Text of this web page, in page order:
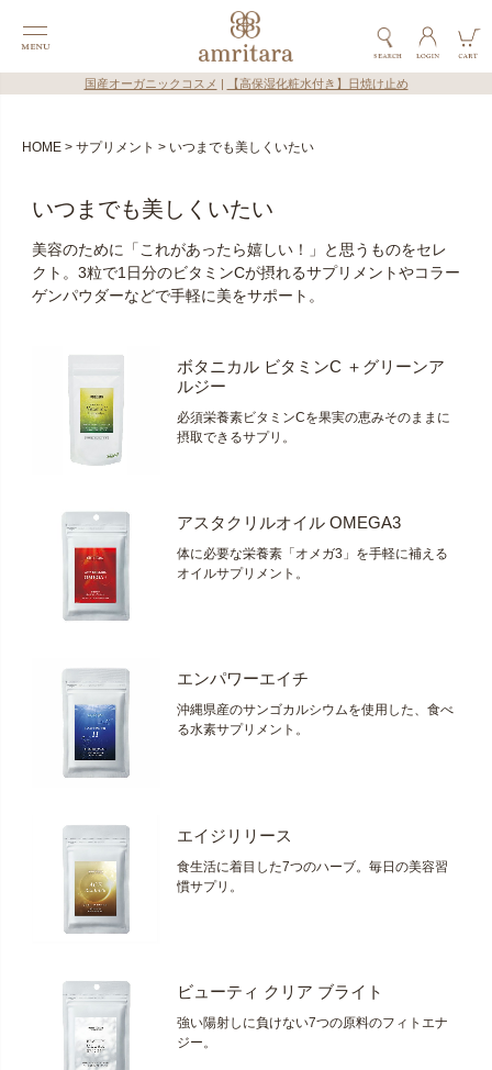
国産オーガニックコスメ 【高保湿化粧水付き】日焼け止め
HOME サプリメント いつまでも美しくいたい
いつまでも美しくいたい
美容のために「これがあったら嬉しい！」と思うものをセレ
クト。3粒で1日分のビタミンCが摂れるサプリメントやコラー
ゲンパウダーなどで手軽に美をサポート。
ボタニカル ビタミンC ＋グリーンア
ルジー
必須栄養素ビタミンCを果実の恵みそのままに
摂取できるサプリ。
アスタクリルオイル OMEGA3
体に必要な栄養素「オメガ3」を手軽に補える
オイルサプリメント。
エンパワーエイチ
沖縄県産のサンゴカルシウムを使用した、食べ
る水素サプリメント。
エイジリリース
食生活に着目した7つのハーブ。毎日の美容習
慣サプリ。
ビューティ クリア ブライト
強い陽射しに負けない7つの原料のフィトエナ
ジー。